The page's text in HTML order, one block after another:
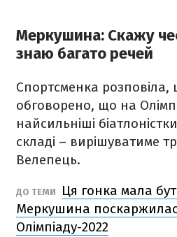
Меркушина: Скажу
знаю багато речей
Спортсменка розповіла,
обговорено, що на
найсильніші
складі – вирішуватиме
Велепець.
ДО ТЕМИ
Ця гонка мала
Меркушина
Олімпіаду-2022